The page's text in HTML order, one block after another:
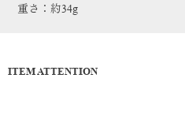
重さ：約34g
ITEM ATTENTION